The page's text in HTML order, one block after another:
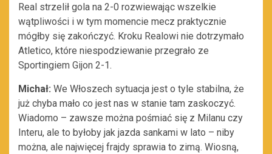
Real strzelił gola na 2-0 rozwiewając wszelkie
wątpliwości i w tym momencie mecz praktycznie
mógłby się zakończyć. Kroku Realowi nie dotrzymało
Atletico, które niespodziewanie przegrało ze
Sportingiem Gijon 2-1.
Michał: We Włoszech sytuacja jest o tyle stabilna, że
już chyba mało co jest nas w stanie tam zaskoczyć.
Wiadomo – zawsze można pośmiać się z Milanu czy
Interu, ale to byłoby jak jazda sankami w lato – niby
można, ale najwięcej frajdy sprawia to zimą. Wiosną,